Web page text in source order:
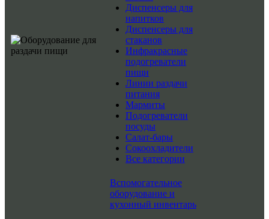
Диспенсеры для
напитков
Диспенсеры для
стаканов
Инфракрасные
подогреватели
пищи
Линии раздачи
питания
Мармиты
Подогреватели
посуды
Салат-бары
Сокоохладители
Все категории
Вспомогательное
оборудование и
кухонный инвентарь